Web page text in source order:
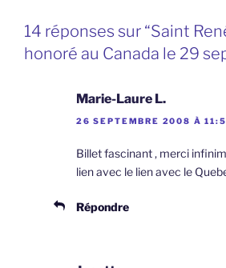
14 réponses sur “Saint
honoré au Canada le 29
Marie-Laure L.
26 SEPTEMBRE 2008 À
Billet fascinant , merci
lien avec le lien avec le
Répondre